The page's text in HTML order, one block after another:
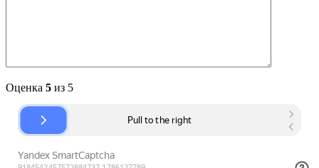
Оценка 5 из 5